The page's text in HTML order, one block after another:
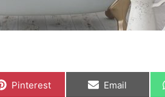
C
Pinterest C
Email